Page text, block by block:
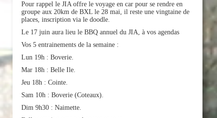
Pour rappel le JIA offre le voyage en car pour se rendre en
groupe aux 20km de BXL le 28 mai, il reste une vingtaine de
places, inscription via le doodle.
Le 17 juin aura lieu le BBQ annuel du JIA, à vos agendas
Vos 5 entrainements de la semaine :
Lun 19h : Boverie.
Mar 18h : Belle Ile.
Jeu 18h : Cointe.
Sam 10h : Boverie (Coteaux).
Dim 9h30 : Naimette.